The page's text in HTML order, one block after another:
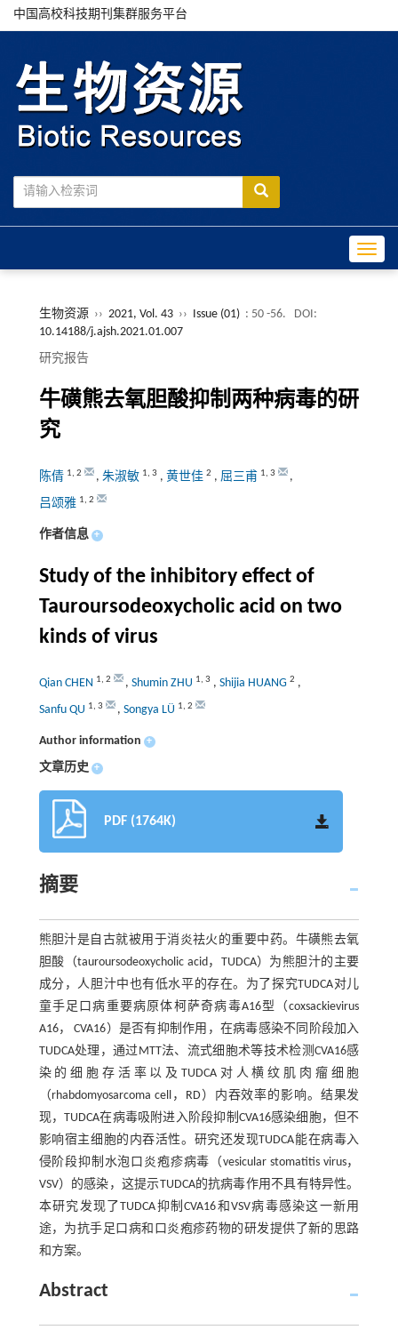
中国高校科技期刊集群服务平台
生物资源 ›› 2021, Vol. 43 ›› Issue (01) : 50 -56.
DOI:
10.14188/j.ajsh.2021.01.007
研究报告
牛磺熊去氧胆酸抑制两种病毒的研
究
陈倩 1, 2 , 朱淑敏 1, 3 , 黄世佳 2 , 屈三甫 1, 3
,
吕颂雅 1, 2
作者信息 +
Study of the inhibitory effect of
Tauroursodeoxycholic acid on two
kinds of virus
Qian CHEN 1, 2 , Shumin ZHU 1, 3 , Shijia HUANG 2 ,
Sanfu QU 1, 3 , Songya LÜ 1, 2
Author information +
文章历史 +
PDF (1764K)
摘要
熊胆汁是自古就被用于消炎祛火的重要中药。牛磺熊去氧
胆酸（tauroursodeoxycholic acid，TUDCA）为熊胆汁的主要
成分，人胆汁中也有低水平的存在。为了探究TUDCA对儿
童手足口病重要病原体柯萨奇病毒A16型（coxsackievirus
A16， CVA16）是否有抑制作用，在病毒感染不同阶段加入
TUDCA处理，通过MTT法、流式细胞术等技术检测CVA16感
染的细胞存活率以及TUDCA对人横纹肌肉瘤细胞
（rhabdomyosarcoma cell，RD）内吞效率的影响。结果发
现，TUDCA在病毒吸附进入阶段抑制CVA16感染细胞，但不
影响宿主细胞的内吞活性。研究还发现TUDCA能在病毒入
侵阶段抑制水泡口炎疱疹病毒（vesicular stomatitis virus，
VSV）的感染，这提示TUDCA的抗病毒作用不具有特异性。
本研究发现了TUDCA抑制CVA16和VSV病毒感染这一新用
途，为抗手足口病和口炎疱疹药物的研发提供了新的思路
和方案。
Abstract